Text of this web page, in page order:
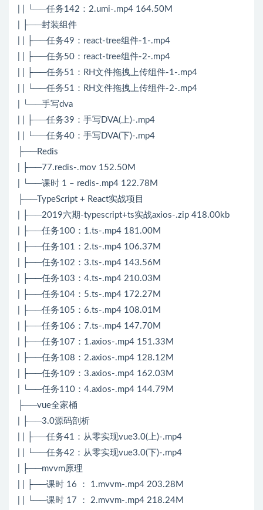
| | └──任务142：2.umi-.mp4 164.50M
| ├──封装组件
| | ├──任务49：react-tree组件-1-.mp4
| | ├──任务50：react-tree组件-2-.mp4
| | ├──任务51：RH文件拖拽上传组件-1-.mp4
| | └──任务51：RH文件拖拽上传组件-2-.mp4
| └──手写dva
| | ├──任务39：手写DVA(上)-.mp4
| | └──任务40：手写DVA(下)-.mp4
├──Redis
| ├──77.redis-.mov 152.50M
| └──课时 1 – redis-.mp4 122.78M
├──TypeScript + React实战项目
| ├──2019六期-typescript+ts实战axios-.zip 418.00kb
| ├──任务100：1.ts-.mp4 181.00M
| ├──任务101：2.ts-.mp4 106.37M
| ├──任务102：3.ts-.mp4 143.56M
| ├──任务103：4.ts-.mp4 210.03M
| ├──任务104：5.ts-.mp4 172.27M
| ├──任务105：6.ts-.mp4 108.01M
| ├──任务106：7.ts-.mp4 147.70M
| ├──任务107：1.axios-.mp4 151.33M
| ├──任务108：2.axios-.mp4 128.12M
| ├──任务109：3.axios-.mp4 162.03M
| └──任务110：4.axios-.mp4 144.79M
├──vue全家桶
| ├──3.0源码剖析
| | ├──任务41：从零实现vue3.0(上)-.mp4
| | └──任务42：从零实现vue3.0(下)-.mp4
| ├──mvvm原理
| | ├──课时 16 ： 1.mvvm-.mp4 203.28M
| | └──课时 17 ： 2.mvvm-.mp4 218.24M